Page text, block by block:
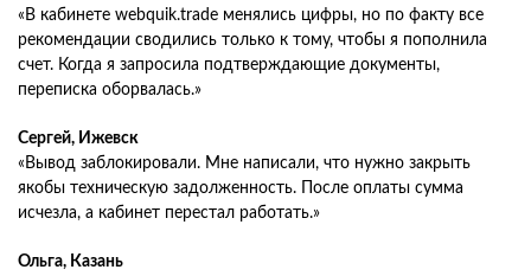
«В кабинете webquik.trade менялись цифры, но по факту все
рекомендации сводились только к тому, чтобы я пополнила
счет. Когда я запросила подтверждающие документы,
переписка оборвалась.»
Сергей, Ижевск
«Вывод заблокировали. Мне написали, что нужно закрыть
якобы техническую задолженность. После оплаты сумма
исчезла, а кабинет перестал работать.»
Ольга, Казань